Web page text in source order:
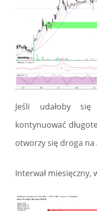
Jeśli udałoby
kontynuować
otworzy się droga na
Interwał miesięczny,